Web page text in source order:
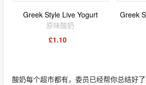
Greek Style Live Yogurt
原味酸奶
£1.10
Greek
酸奶每个超市都有，委员已经帮你总结好了